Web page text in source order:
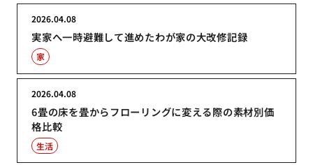
実家へ一時避難して進めたわが家の大改修記録
2026.04.08
家
6畳の床を畳からフローリングに変える際の素材別価
格比較
2026.04.08
生活